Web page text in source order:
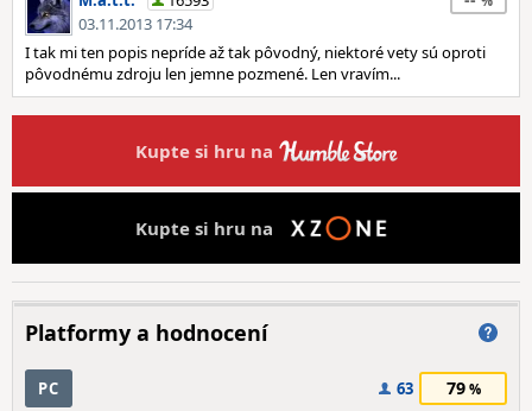
03.11.2013 17:34
I tak mi ten popis nepríde až tak pôvodný, niektoré vety sú oproti
pôvodnému zdroju len jemne pozmené. Len vravím...
Kupte si hru na
Kupte si hru na
Platformy a hodnocení
PC 63 79